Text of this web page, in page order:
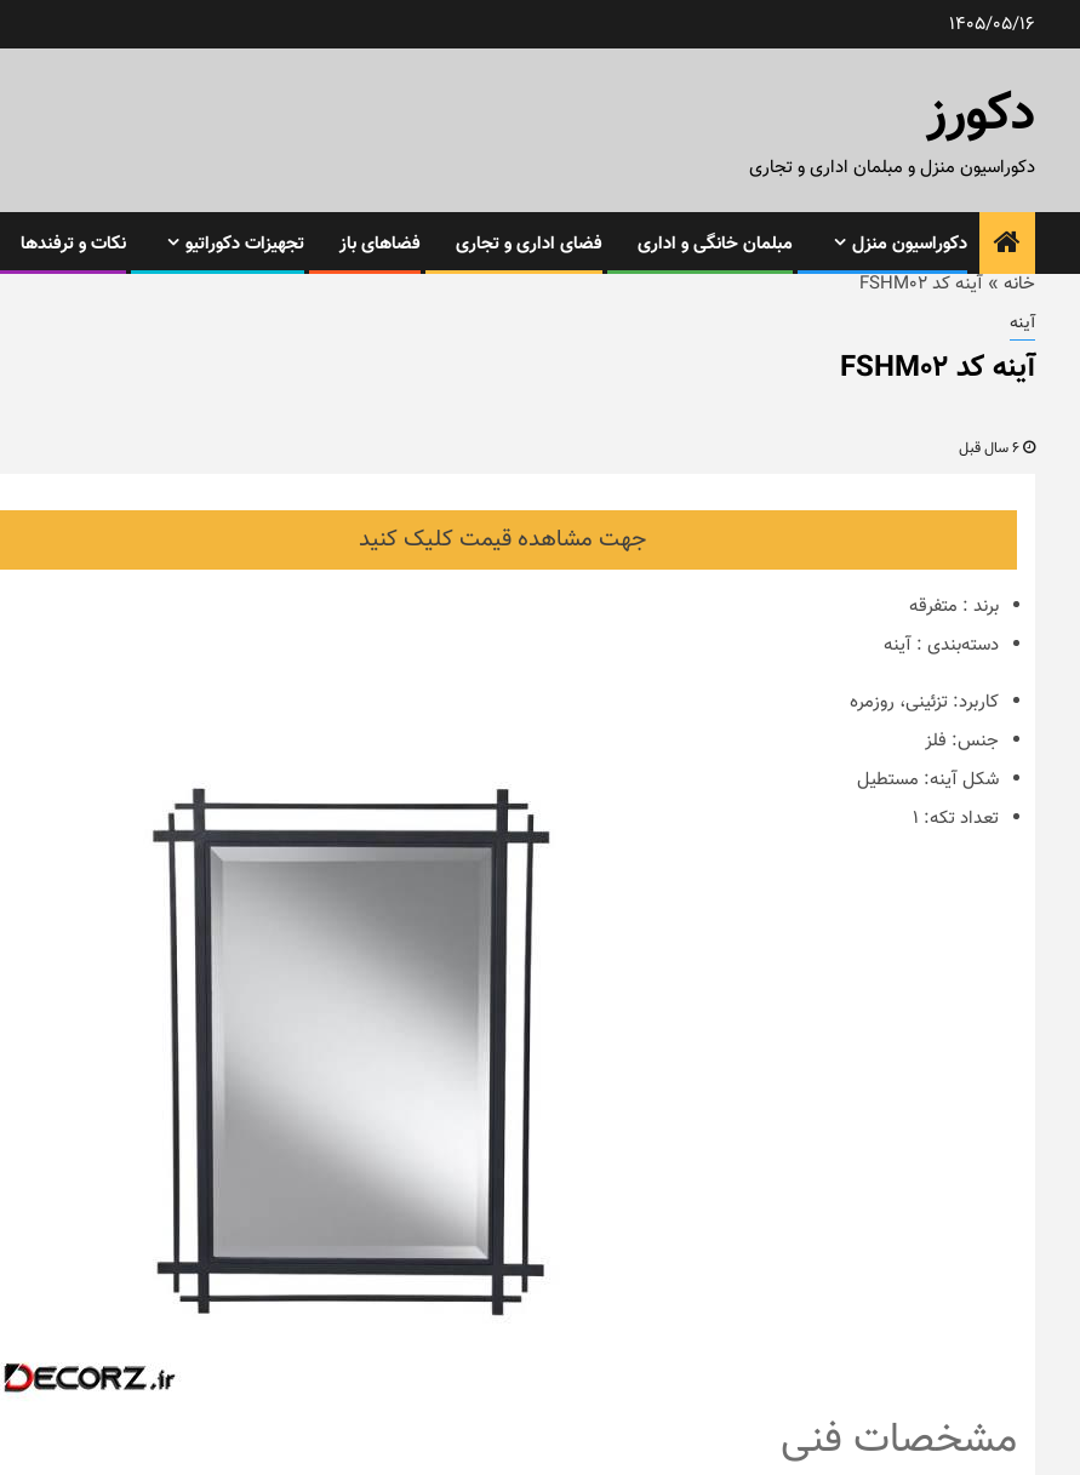
1405/05/16
دکورز
دکوراسیون منزل و مبلمان اداری و تجاری
دکوراسیون منزل مبلمان خانگی و اداری فضای اداری و تجاری فضاهای باز تجهیزات دکوراتیو
نکات و ترفندها
خانه » آینه کد FSHM02
آینه
آینه کد FSHM02
جهت مشاهده قیمت کلیک کنید
برند : متفرقه
دسته‌بندی : آینه
کاربرد: تزئینی، روزمره
جنس: فلز
شکل آینه: مستطیل
تعداد تکه: ۱
مشخصات فنی
دکوراسیون مدرن در خانه
نکات و ترفندها
دکوراسیون داخلی و
چیدمان خانه (جدیدترین
ایده‌ها و عکس‌ها)